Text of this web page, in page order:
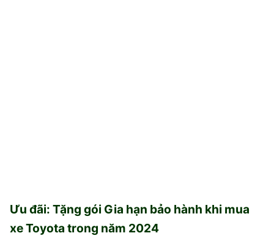
Ưu đãi: Tặng gói Gia hạn bảo hành khi mua
xe Toyota trong năm 2024